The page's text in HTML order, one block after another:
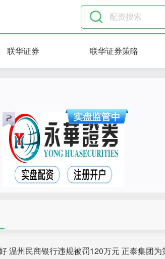
联华证券 联华证券策略